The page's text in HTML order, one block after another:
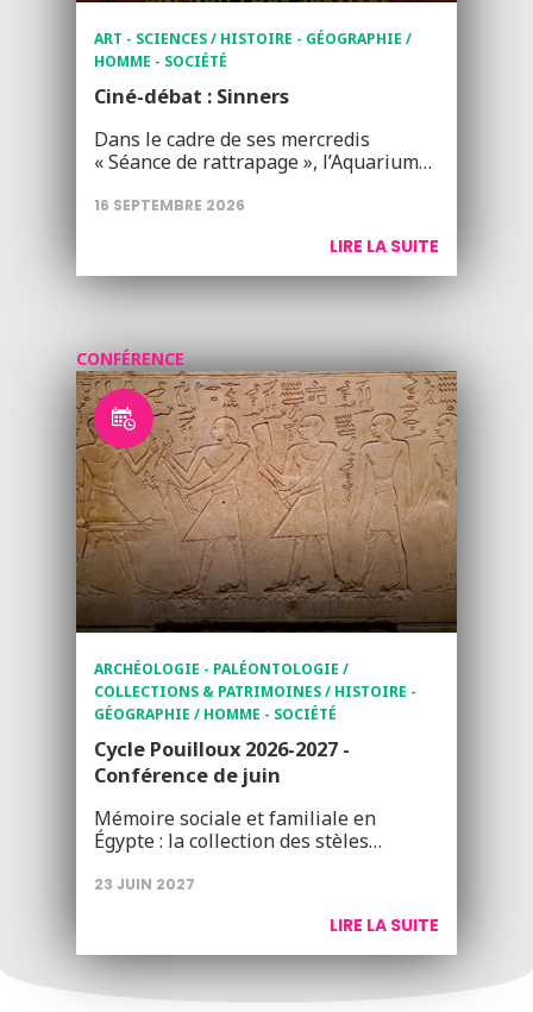
ART - SCIENCES / HISTOIRE - GÉOGRAPHIE /
HOMME - SOCIÉTÉ
Ciné-débat : Sinners
Dans le cadre de ses mercredis
« Séance de rattrapage », l’Aquarium…
16 SEPTEMBRE 2026
LIRE LA SUITE
CONFÉRENCE
ARCHÉOLOGIE - PALÉONTOLOGIE /
COLLECTIONS & PATRIMOINES / HISTOIRE -
GÉOGRAPHIE / HOMME - SOCIÉTÉ
Cycle Pouilloux 2026-2027 -
Conférence de juin
Mémoire sociale et familiale en
Égypte : la collection des stèles…
23 JUIN 2027
LIRE LA SUITE